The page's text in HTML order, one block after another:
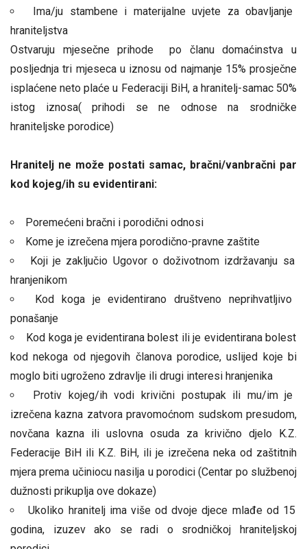
Ima/ju stambene i materijalne uvjete za obavljanje
hraniteljstva
Ostvaruju mjesečne prihode po članu domaćinstva u
posljednja tri mjeseca u iznosu od najmanje 15% prosječne
isplaćene neto plaće u Federaciji BiH, a hranitelj-samac 50%
istog iznosa( prihodi se ne odnose na srodničke
hraniteljske porodice)
Hranitelj ne može postati samac, bračni/vanbračni par
kod kojeg/ih su evidentirani:
Poremećeni bračni i porodični odnosi
Kome je izrečena mjera porodično-pravne zaštite
Koji je zaključio Ugovor o doživotnom izdržavanju sa
hranjenikom
Kod koga je evidentirano društveno neprihvatljivo
ponašanje
Kod koga je evidentirana bolest ili je evidentirana bolest
kod nekoga od njegovih članova porodice, uslijed koje bi
moglo biti ugroženo zdravlje ili drugi interesi hranjenika
Protiv kojeg/ih vodi krivični postupak ili mu/im je
izrečena kazna zatvora pravomoćnom sudskom presudom,
novčana kazna ili uslovna osuda za krivično djelo K.Z.
Federacije BiH ili K.Z. BiH, ili je izrečena neka od zaštitnih
mjera prema učiniocu nasilja u porodici (Centar po službenoj
dužnosti prikuplja ove dokaze)
Ukoliko hranitelj ima više od dvoje djece mlađe od 15
godina, izuzev ako se radi o srodničkoj hraniteljskoj